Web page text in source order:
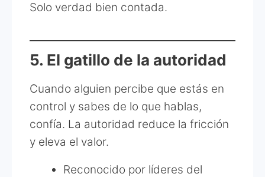
Solo verdad bien contada.
5. El gatillo de la autoridad
Cuando alguien percibe que estás en
control y sabes de lo que hablas,
confía. La autoridad reduce la fricción
y eleva el valor.
Reconocido por líderes del